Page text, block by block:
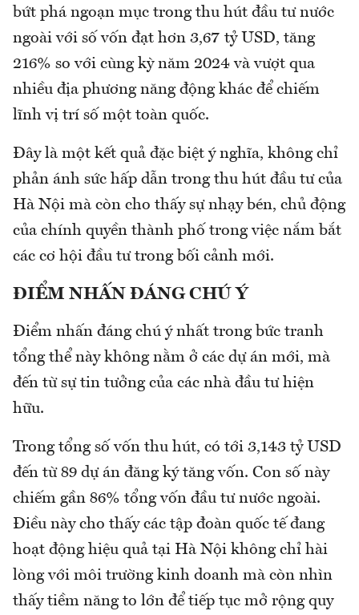
bứt phá ngoạn mục trong thu hút đầu tư nước
ngoài với số vốn đạt hơn 3,67 tỷ USD, tăng
216% so với cùng kỳ năm 2024 và vượt qua
nhiều địa phương năng động khác để chiếm
lĩnh vị trí số một toàn quốc.
Đây là một kết quả đặc biệt ý nghĩa, không chỉ
phản ánh sức hấp dẫn trong thu hút đầu tư của
Hà Nội mà còn cho thấy sự nhạy bén, chủ động
của chính quyền thành phố trong việc nắm bắt
các cơ hội đầu tư trong bối cảnh mới.
ĐIỂM NHẤN ĐÁNG CHÚ Ý
Điểm nhấn đáng chú ý nhất trong bức tranh
tổng thể này không nằm ở các dự án mới, mà
đến từ sự tin tưởng của các nhà đầu tư hiện
hữu.
Trong tổng số vốn thu hút, có tới 3,143 tỷ USD
đến từ 89 dự án đăng ký tăng vốn. Con số này
chiếm gần 86% tổng vốn đầu tư nước ngoài.
Điều này cho thấy các tập đoàn quốc tế đang
hoạt động hiệu quả tại Hà Nội không chỉ hài
lòng với môi trường kinh doanh mà còn nhìn
thấy tiềm năng to lớn để tiếp tục mở rộng quy